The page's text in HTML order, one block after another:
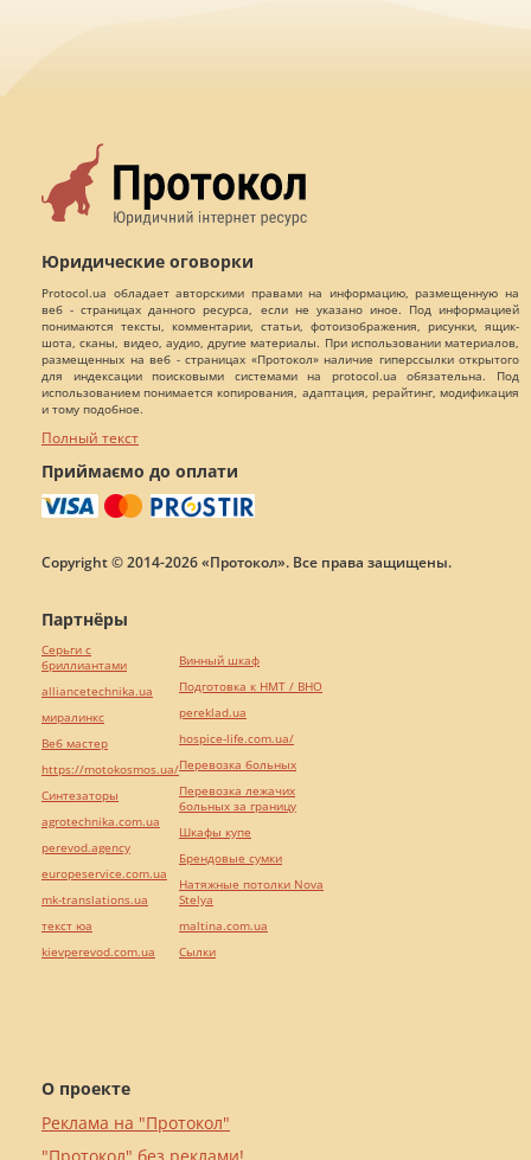
Юридические оговорки
Protocol.ua обладает авторскими правами на информацию, размещенную на
веб - страницах данного ресурса, если не указано иное. Под информацией
понимаются тексты, комментарии, статьи, фотоизображения, рисунки, ящик-
шота, сканы, видео, аудио, другие материалы. При использовании материалов,
размещенных на веб - страницах «Протокол» наличие гиперссылки открытого
для индексации поисковыми системами на protocol.ua обязательна. Под
использованием понимается копирования, адаптация, рерайтинг, модификация
и тому подобное.
Полный текст
Приймаємо до оплати
Copyright © 2014-2026 «Протокол». Все права защищены.
О проекте
Реклама на "Протокол"
Партнёры
Серьги с
бриллиантами
alliancetechnika.ua
миралинкс
Веб мастер
https://motokosmos.ua/
Синтезаторы
agrotechnika.com.ua
perevod.agency
europeservice.com.ua
mk-translations.ua
текст юа
kievperevod.com.ua
Винный шкаф
Подготовка к НМТ / ВНО
pereklad.ua
hospice-life.com.ua/
Перевозка больных
Перевозка лежачих
больных за границу
Шкафы купе
Брендовые сумки
Натяжные потолки Nova
Stelya
maltina.com.ua
Cылки